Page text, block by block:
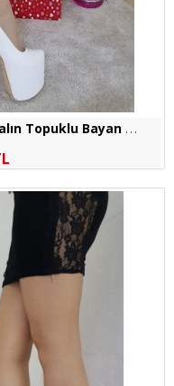
T
anemçelik Cilt Beyaz 21 cm Kalın Topuklu Bayan Abiye Ayakkabı